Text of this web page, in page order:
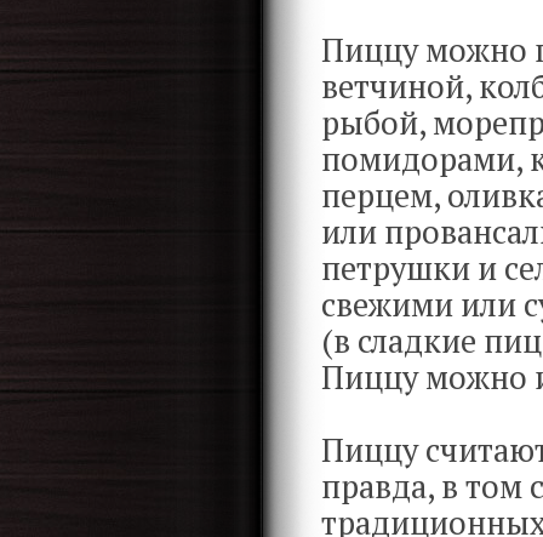
Пиццу можно
ветчиной,
рыбой,
помидорами,
перцем,
или
петрушки и
свежими или
(в сладкие
Пиццу можно
Пиццу
правда, в том